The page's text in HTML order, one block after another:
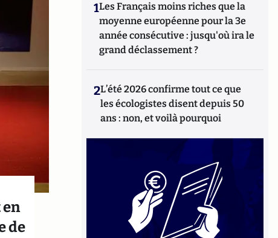
en
de
1Les Français moins riches que la
moyenne européenne pour la 3e
année consécutive : jusqu'où ira le
grand déclassement ?
2L’été 2026 confirme tout ce que
les écologistes disent depuis 50
ans : non, et voilà pourquoi